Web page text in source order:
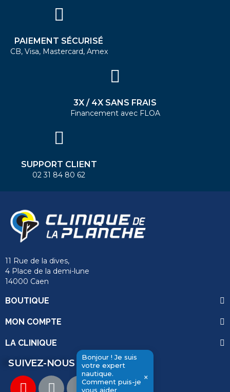
Bonjour ! Je suis
votre expert
nautique.
Comment puis-je
vous aider
×
PAIEMENT SÉCURISÉ
CB, Visa, Mastercard, Amex
3X / 4X SANS FRAIS
Financement avec FLOA
SUPPORT CLIENT
02 31 84 80 62
11 Rue de la dives,
4 Place de la demi-lune
14000 Caen
BOUTIQUE
MON COMPTE
LA CLINIQUE
SUIVEZ-NOUS